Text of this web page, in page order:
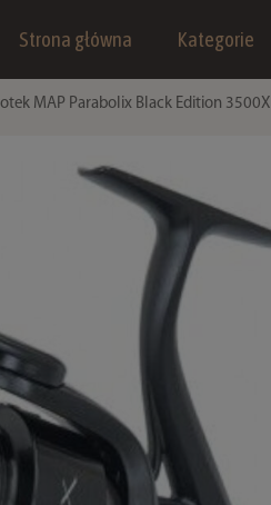
Strona główna Kategorie
MAP Parabolix Black Edition 3500X